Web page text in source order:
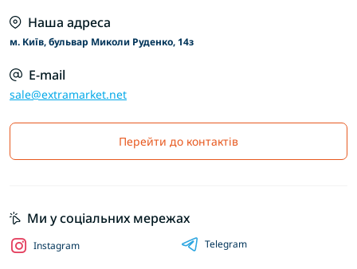
Наша адреса
м. Київ, бульвар Миколи Руденко, 14з
E-mail
sale@extramarket.net
Перейти до контактів
Ми у соціальних мережах
Instagram Telegram